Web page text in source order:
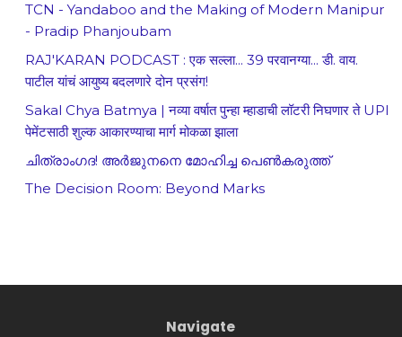
TCN - Yandaboo and the Making of Modern Manipur
- Pradip Phanjoubam
RAJ'KARAN PODCAST : एक सल्ला... 39 परवानग्या... डी. वाय.
पाटील यांचं आयुष्य बदलणारे दोन प्रसंग!
Sakal Chya Batmya | नव्या वर्षात पुन्हा म्हाडाची लॉटरी निघणार ते UPI
पेमेंटसाठी शुल्क आकारण्याचा मार्ग मोकळा झाला
ചിത്രാംഗദ! അർജുനനെ മോഹിച്ച പെൺകരുത്ത്
The Decision Room: Beyond Marks
Navigate